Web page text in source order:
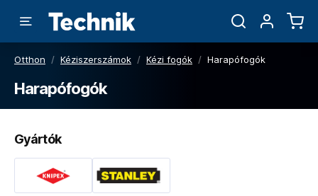
Otthon / Kéziszerszámok / Kézi fogók / Harapófogók
Harapófogók
Gyártók